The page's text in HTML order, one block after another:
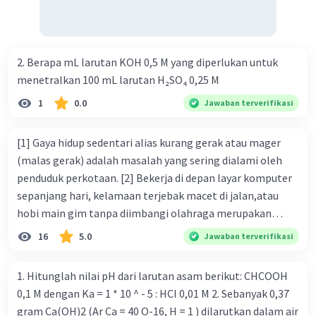
kontraktif dilakukan dengan cara .... a. Menurunkan
pengeluaran pemerintah (G), menambah pembayaran
transfer (Tr) dan meningkatkan pemungutan pajak (Tx) b.
Menurunkan G, mengurangi Tr, dan meningkatkan Tx c.
Meningkatkan G, mengurangi Tr, dan menurunkan Tx e.
Meningkatkan G, menambah Tr, dan menurunkan Tx Cara
yang dilakukan kebijakan tingkat diskonto oleh Bank
Sentral dalam melakukan kebijakan moneter adalah .... a.
Mengatur jumlah pemberian kredit b. Menetapkan harga
surat-surat berharga di pasar uang c. Menetapkan giro
wajib minimum (reserved requirement ratio) d. Mengatur
pinjaman bank sentral kepada bank umum Perhatikan
beberapa pernyataan berikut. 1). Menaikkan tarif pajak. 2).
2. Berapa mL larutan KOH 0,5 M yang diperlukan untuk
menetralkan 100 mL larutan H₂SO₄ 0,25 M
1 0.0 Jawaban terverifikasi
[1] Gaya hidup sedentari alias kurang gerak atau mager
(malas gerak) adalah masalah yang sering dialami oleh
penduduk perkotaan. [2] Bekerja di depan layar komputer
sepanjang hari, kelamaan terjebak macet di jalan,atau
hobi main gim tanpa diimbangi olahraga merupakan
bentuk dari gaya hidup sedentari. [3] Jika Anda termasuk
salah satu orang yang sering melakukan berbagai
hidup sedentari sangat berbahaya karena membuat Anda
berisiko terkena diabetes tipe 2. [5] Gaya hidup sedentari
16 5.0 Jawaban terverifikasi
1. Hitunglah nilai pH dari larutan asam berikut: CHCOOH
0,1 M dengan Ka = 1 * 10 ^ - 5 : HCI 0,01 M 2. Sebanyak 0,37
gram Ca(OH)2 (Ar Ca = 40 O-16, H = 1 ) dilarutkan dalam air